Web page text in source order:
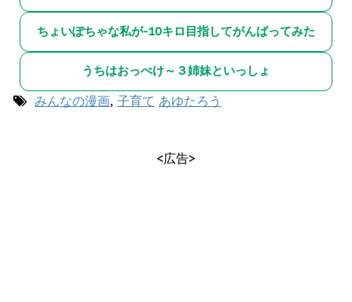
ちょいぽちゃな私が-10キロ目指してがんばってみた
うちはおっぺけ～３姉妹といっしょ
みんなの漫画, 子育て あゆたろう
<広告>